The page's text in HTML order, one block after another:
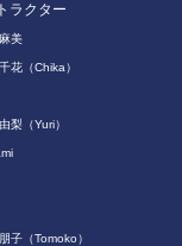
ラクター
美
花（Chika）
梨（Yuri）
子（Tomoko）